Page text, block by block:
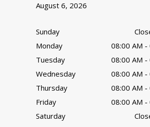
August 6, 2026
Sunday
Monday
08:00 AM -
Tuesday
08:00 AM -
Wednesday
08:00 AM -
Thursday
08:00 AM -
Friday
08:00 AM -
Saturday